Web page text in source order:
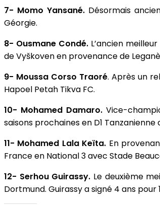
7- Momo Yansané. Désormais
Géorgie.
8- Ousmane Condé. L’ancien
de Vyškoven en provenance de
9- Moussa Corso Traoré. Après un
Hapoel Petah Tikva FC.
10- Mohamed Damaro. Vice-
saisons prochaines en D1
11- Mohamed Lala Keïta. En
France en National 3 avec Stade
12- Serhou Guirassy. Le deuxième
Dortmund. Guirassy a signé 4 ans pour